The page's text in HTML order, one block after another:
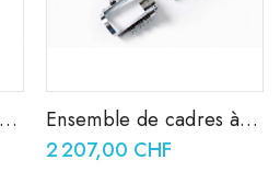
Ensemble de cadres à
broder cylindriques
PRCL1
2 207,00 CHF